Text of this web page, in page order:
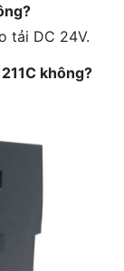
tải DC 24V.
không?